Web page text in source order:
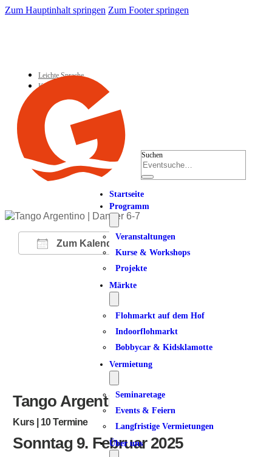
Zum Hauptinhalt springen Zum Footer springen
Leichte Sprache
Kontakt
Suchen
Startseite
Programm
Veranstaltungen
Kurse & Workshops
Projekte
Märkte
Flohmarkt auf dem Hof
Indoorflohmarkt
Bobbycar & Kidsklamotte
Vermietung
Seminaretage
Events & Feiern
Langfristige Vermietungen
Über uns
Zum Kalender hinzufügen
ICS herunterladen
Google Kalender
iCalendarOffice 365
Tango Argentino | Dancer 6-7
Kurs | 10 Termine
Sonntag 9. Februar 2025